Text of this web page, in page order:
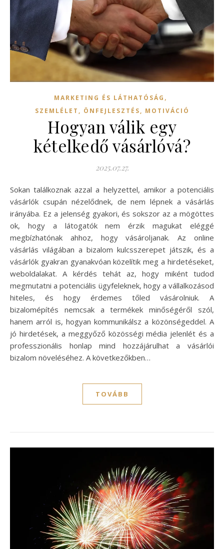
MARKETING ÉS LÁTHATÓSÁG ,
SZEMLÉLET, ÖNFEJLESZTÉS, MOTIVÁCIÓ
Hogyan válik egy
kételkedő vásárlóvá?
2025.07.27.
Sokan találkoznak azzal a helyzettel, amikor a potenciális
vásárlók csupán nézelődnek, de nem lépnek a vásárlás
irányába. Ez a jelenség gyakori, és sokszor az a mögöttes
ok, hogy a látogatók nem érzik magukat eléggé
megbízhatónak ahhoz, hogy vásároljanak. Az online
vásárlás világában a bizalom kulcsszerepet játszik, és a
vásárlók gyakran gyanakvóan közelítik meg a hirdetéseket,
weboldalakat. A kérdés tehát az, hogy miként tudod
megmutatni a potenciális ügyfeleknek, hogy a vállalkozásod
hiteles, és hogy érdemes tőled vásárolniuk. A
bizalomépítés nemcsak a termékek minőségéről szól,
hanem arról is, hogyan kommunikálsz a közönségeddel. A
jó hirdetések, a meggyőző közösségi média jelenlét és a
professzionális honlap mind hozzájárulhat a vásárlói
bizalom növeléséhez. A következőkben…
TOVÁBB